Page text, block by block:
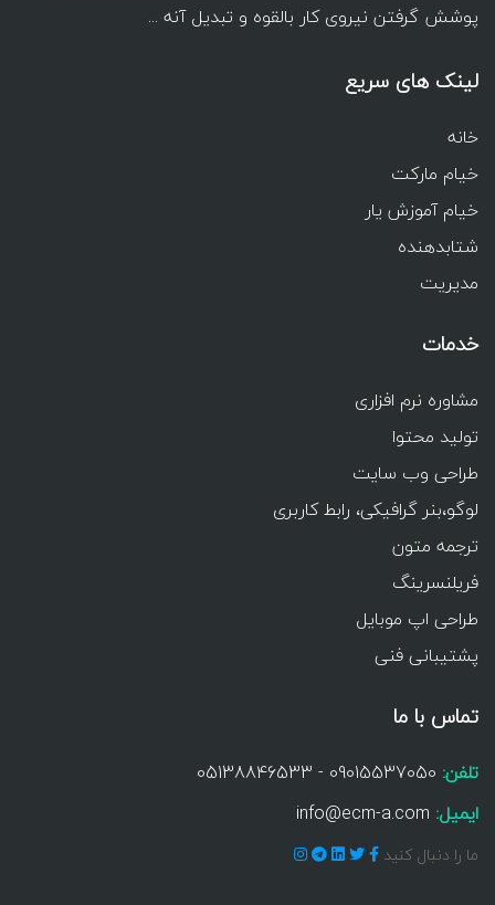
پوشش گرفتن نیروی کار بالقوه و تبدیل آنه ...
لینک های سریع
خانه
خیام مارکت
خیام آموزش یار
شتابدهنده
مدیریت
خدمات
مشاوره نرم افزاری
تولید محتوا
طراحی وب سایت
لوگو،بنر گرافیکی، رابط کاربری
ترجمه متون
فریلنسرینگ
طراحی اپ موبایل
پشتیبانی فنی
تماس با ما
تلفن: 09015537050 - 05138846533
ایمیل: info@ecm-a.com
ما را دنبال کنید